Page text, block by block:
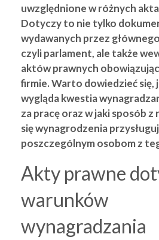
uwzględnione w różnych
Dotyczy to nie tylko
wydawanych przez
czyli parlament, ale także
aktów prawnych
firmie. Warto dowiedzieć się,
wygląda kwestia
za pracę oraz w jaki sposób z
się wynagrodzenia
poszczególnym osobom z
Akty prawne
warunków
wynagradzania